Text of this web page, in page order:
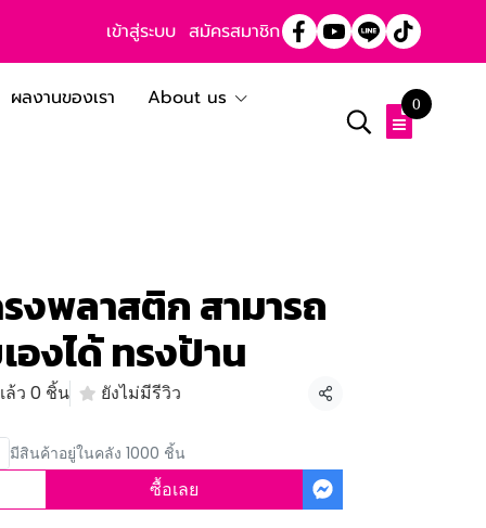
เข้าสู่ระบบ สมัครสมาชิก
ผลงานของเรา
About us
0
งพลาสติก สามารถ
งได้ ทรงป้าน
ล้ว 0 ชิ้น ยังไม่มีรีวิว
แชร์
มีสินค้าอยู่ในคลัง 1000 ชิ้น
ซื้อเลย